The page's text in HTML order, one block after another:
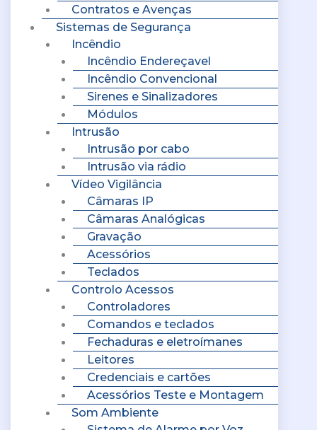
Contratos e Avenças
Sistemas de Segurança
Incêndio
Incêndio Endereçavel
Incêndio Convencional
Sirenes e Sinalizadores
Módulos
Intrusão
Intrusão por cabo
Intrusão via rádio
Vídeo Vigilância
Câmaras IP
Câmaras Analógicas
Gravação
Acessórios
Teclados
Controlo Acessos
Controladores
Comandos e teclados
Fechaduras e eletroímanes
Leitores
Credenciais e cartões
Acessórios Teste e Montagem
Som Ambiente